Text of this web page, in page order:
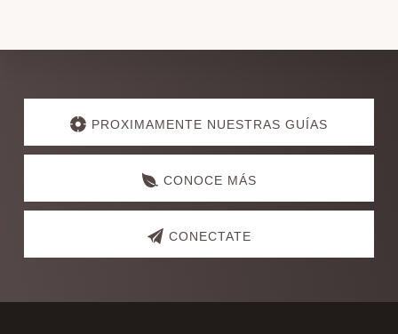
Explore
more PROXIMAMENTE NUESTRAS GUÍAS
CONOCE MÁS
CONECTATE